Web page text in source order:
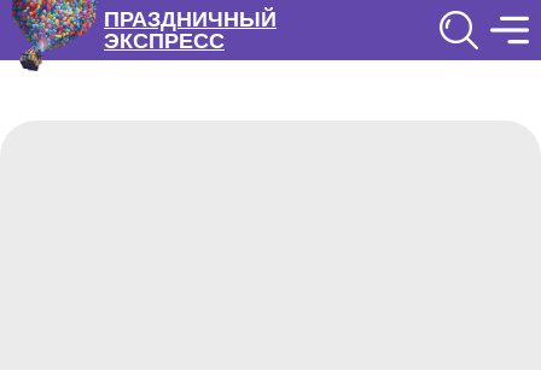
ПРАЗДНИЧНЫЙ
ЭКСПРЕСС